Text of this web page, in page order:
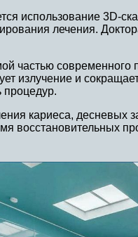
использование 3D-
лечения.
частью современного
излучение и
кариеса,
восстановительных